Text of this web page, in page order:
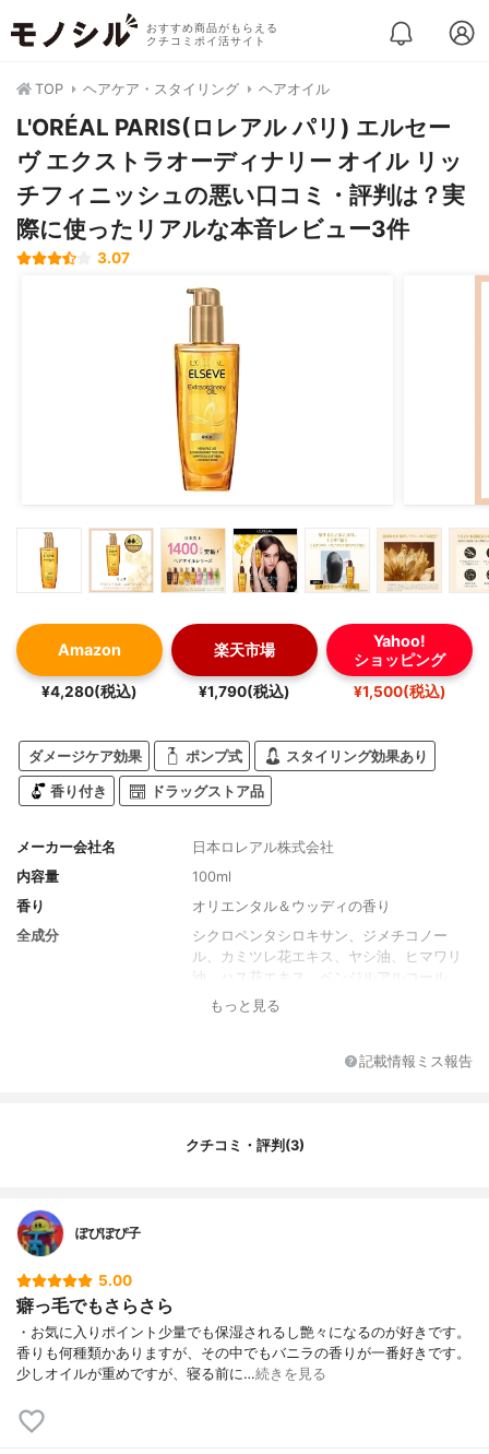
おすすめ商品がもらえる
クチコミポイ活サイト
TOP ヘアケア・スタイリング ヘアオイル
L'ORÉAL PARIS(ロレアル パリ) エルセー
ヴ エクストラオーディナリー オイル リッ
チフィニッシュの悪い口コミ・評判は？実
際に使ったリアルな本音レビュー3件
3.07
Amazon
¥4,280(税込)
楽天市場
¥1,790(税込)
Yahoo!
ショッピング
¥1,500(税込)
ダメージケア効果 ポンプ式 スタイリング効果あり
香り付き ドラッグストア品
メーカー会社名
日本ロレアル株式会社
内容量
100ml
香り
オリエンタル＆ウッディの香り
全成分
シクロペンタシロキサン、ジメチコノー
ル、カミツレ花エキス、ヤシ油、ヒマワリ
油、ハス花エキス、ベンジルアルコール、
ケイヒアルデヒド、リナロール、アマ花エ
カニナバラ花エキス、ビサボロール、ダイ
もっと見る
記載情報ミス報告
クチコミ・評判(3)
ぽぴぽぴ子
5.00
癖っ毛でもさらさら
・お気に入りポイント少量でも保湿されるし艶々になるのが好きです。
香りも何種類かありますが、その中でもバニラの香りが一番好きです。
少しオイルが重めですが、寝る前に…続きを見る